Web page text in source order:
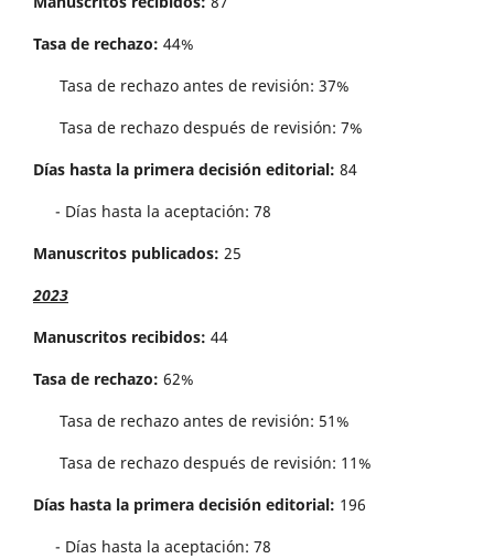
Tasa de rechazo: 44%
Tasa de rechazo antes de revisi´on: 37%
Tasa de rechazo después de revisión: 7%
Días hasta la primera decisión editorial: 84
- Días hasta la aceptación: 78
Manuscritos publicados: 25
2023
Manuscritos recibidos: 44
Tasa de rechazo: 62%
Tasa de rechazo antes de revisi´on: 51%
Tasa de rechazo después de revisión: 11%
Días hasta la primera decisión editorial: 196
- Días hasta la aceptación: 78